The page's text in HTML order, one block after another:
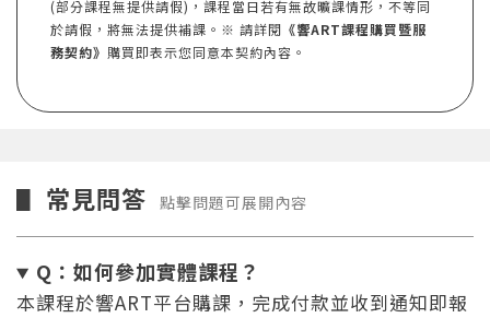
(部分課程無提供請假)，課程當日若有無故曠課情形，不等同
於請假，將無法提供補課。※ 請詳閱 《響ART課程購買暨服
務契約》 購買即表示您同意本契約內容。
▋ 常見問答 點擊問題可展開內容
Q：如何參加實體課程？
本課程於響ART平台購課，完成付款並收到通知即報